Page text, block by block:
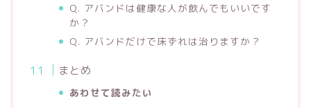
Q. アバンドは健康な人が飲んでもいいです
か？
Q. アバンドだけで床ずれは治りますか？
まとめ
あわせて読みたい